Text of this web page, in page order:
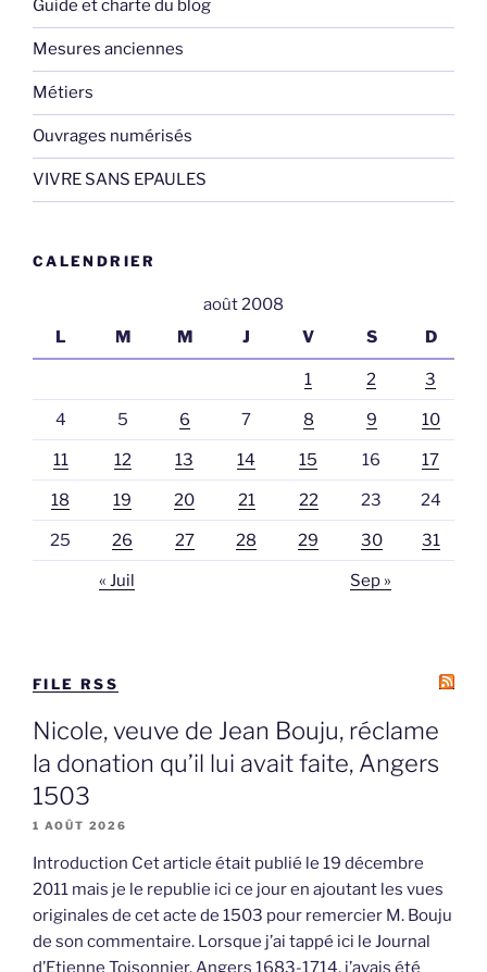
Guide et charte du blog
Mesures anciennes
Métiers
Ouvrages numérisés
VIVRE SANS EPAULES
CALENDRIER
août 2008
L
M M J V S D
1 2 3
4 5 6 7 8 9 10
11 12 13 14 15 16 17
18 19 20 21 22 23 24
25 26 27 28 29 30 31
« Juil Sep »
FILE RSS
Nicole, veuve de Jean Bouju, réclame
la donation qu’il lui avait faite, Angers
1503
1 AOÛT 2026
Introduction Cet article était publié le 19 décembre
2011 mais je le republie ici ce jour en ajoutant les vues
originales de cet acte de 1503 pour remercier M. Bouju
de son commentaire. Lorsque j’ai tappé ici le Journal
d’Etienne Toisonnier, Angers 1683-1714, j’avais été